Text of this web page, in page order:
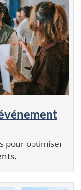
pour optimiser